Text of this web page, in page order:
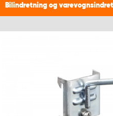
Bilindretning og